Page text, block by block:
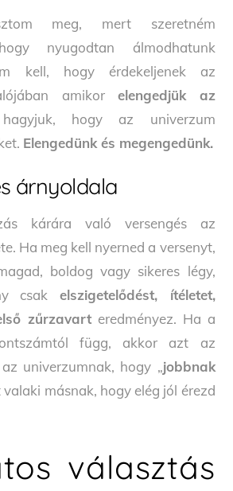
meg, mert szeretném
nyugodtan álmodhatunk
kell, hogy érdekeljenek az
amikor elengedjük az
hogy az univerzum
Elengedünk és megengedünk.
árnyoldala
kárára való versengés az
Ha meg kell nyerned a versenyt,
boldog vagy sikeres légy,
csak elszigetelődést, ítéletet,
zűrzavart eredményez. Ha a
függ, akkor azt az
univerzumnak, hogy „jobbnak
valaki másnak, hogy elég jól érezd
választás